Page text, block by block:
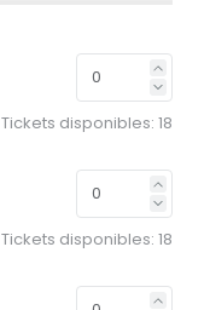
Tickets disponibles: 18
Tickets disponibles: 18